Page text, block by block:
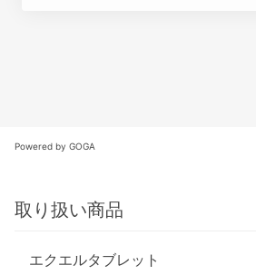
Powered by GOGA
取り扱い商品
エクエルタブレット